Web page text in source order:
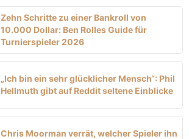
Zehn Schritte zu einer Bankroll von
10.000 Dollar: Ben Rolles Guide für
Turnierspieler 2026
„Ich bin ein sehr glücklicher Mensch“: Phil
Hellmuth gibt auf Reddit seltene Einblicke
Chris Moorman verrät, welcher Spieler ihn